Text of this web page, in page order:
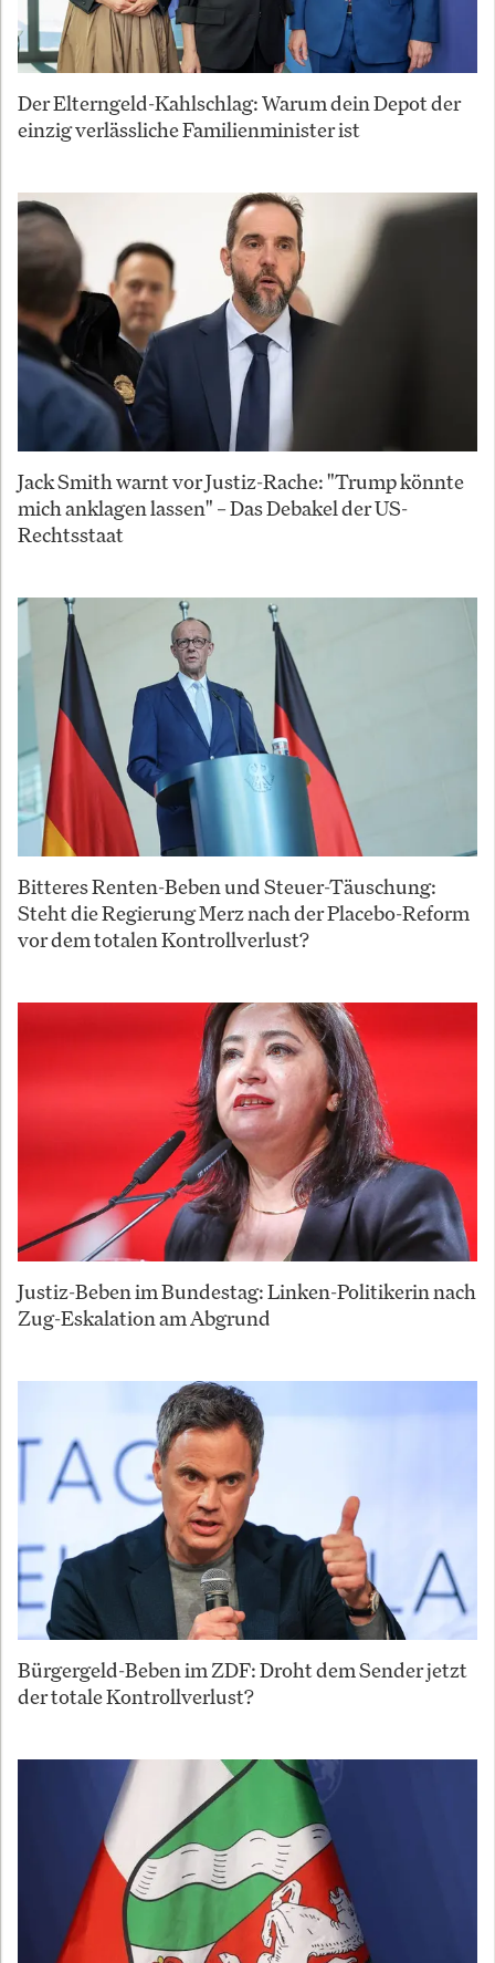
Der Elterngeld-Kahlschlag: Warum dein Depot der
einzig verlässliche Familienminister ist
Jack Smith warnt vor Justiz-Rache: "Trump könnte
mich anklagen lassen" – Das Debakel der US-
Rechtsstaat
Bitteres Renten-Beben und Steuer-Täuschung:
Steht die Regierung Merz nach der Placebo-Reform
vor dem totalen Kontrollverlust?
Justiz-Beben im Bundestag: Linken-Politikerin nach
Zug-Eskalation am Abgrund
Bürgergeld-Beben im ZDF: Droht dem Sender jetzt
der totale Kontrollverlust?